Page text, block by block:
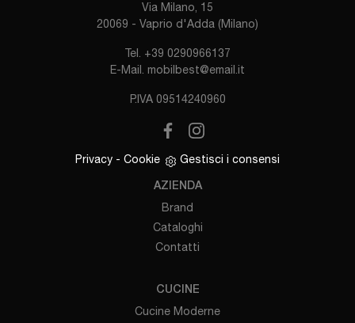
Via Milano, 15
20069 - Vaprio d'Adda (Milano)
Tel. +39 0290966137
E-Mail. mobilbest@email.it
P.IVA 09514240960
Privacy - Cookie Gestisci i consensi
AZIENDA
Brand
Cataloghi
Contatti
CUCINE
Cucine Moderne